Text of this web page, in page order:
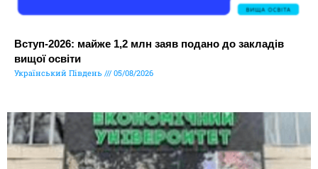
Вступ-2026: майже 1,2 млн заяв подано до закладів
вищої освіти
Український Південь 05/08/2026